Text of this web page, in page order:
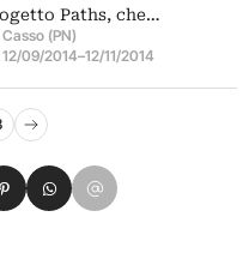
Paths, che…
Casso (PN)
12/09/2014–12/11/2014
successiva
Xsu LinkedIn
su Pinterest
Condividi su WhatsApp
Condividi su Email